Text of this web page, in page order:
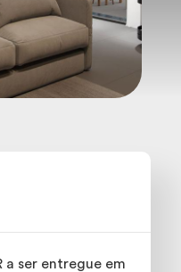
a ser entregue em